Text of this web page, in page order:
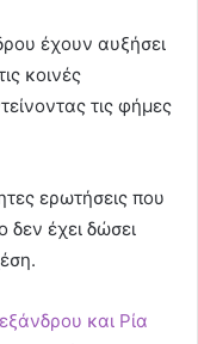
έχουν αυξήσει
κοινές
τις φήμες
ερωτήσεις που
δεν έχει δώσει
και Ρία